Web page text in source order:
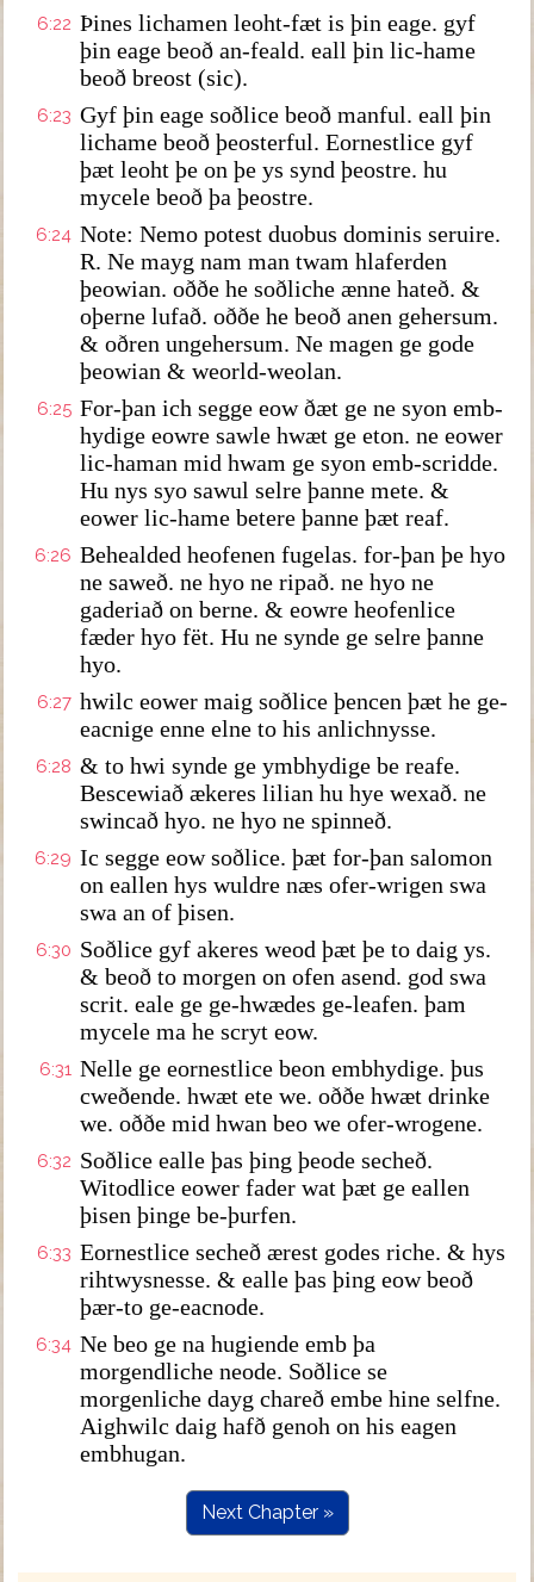
6:22 Þines lichamen leoht-fæt is þin eage. gyf
þin eage beoð an-feald. eall þin lic-hame
beoð breost (sic).
6:23 Gyf þin eage soðlice beoð manful. eall þin
lichame beoð þeosterful. Eornestlice gyf
þæt leoht þe on þe ys synd þeostre. hu
mycele beoð þa þeostre.
6:24 Note: Nemo potest duobus dominis seruire.
R. Ne mayg nam man twam hlaferden
þeowian. oððe he soðliche ænne hateð. &
oþerne lufað. oððe he beoð anen gehersum.
& oðren ungehersum. Ne magen ge gode
þeowian & weorld-weolan.
6:25 For-þan ich segge eow ðæt ge ne syon emb-
hydige eowre sawle hwæt ge eton. ne eower
lic-haman mid hwam ge syon emb-scridde.
Hu nys syo sawul selre þanne mete. &
eower lic-hame betere þanne þæt reaf.
6:26 Behealded heofenen fugelas. for-þan þe hyo
ne saweð. ne hyo ne ripað. ne hyo ne
gaderiað on berne. & eowre heofenlice
fæder hyo fët. Hu ne synde ge selre þanne
hyo.
6:27 hwilc eower maig soðlice þencen þæt he ge-
eacnige enne elne to his anlichnysse.
6:28 & to hwi synde ge ymbhydige be reafe.
Bescewiað ækeres lilian hu hye wexað. ne
swincað hyo. ne hyo ne spinneð.
6:29 Ic segge eow soðlice. þæt for-þan salomon
on eallen hys wuldre næs ofer-wrigen swa
swa an of þisen.
6:30 Soðlice gyf akeres weod þæt þe to daig ys.
& beoð to morgen on ofen asend. god swa
scrit. eale ge ge-hwædes ge-leafen. þam
mycele ma he scryt eow.
6:31 Nelle ge eornestlice beon embhydige. þus
cweðende. hwæt ete we. oððe hwæt drinke
we. oððe mid hwan beo we ofer-wrogene.
6:32 Soðlice ealle þas þing þeode secheð.
Witodlice eower fader wat þæt ge eallen
þisen þinge be-þurfen.
6:33 Eornestlice secheð ærest godes riche. & hys
rihtwysnesse. & ealle þas þing eow beoð
þær-to ge-eacnode.
6:34 Ne beo ge na hugiende emb þa
morgendliche neode. Soðlice se
morgenliche dayg chareð embe hine selfne.
Aighwilc daig hafð genoh on his eagen
embhugan.
Next Chapter »